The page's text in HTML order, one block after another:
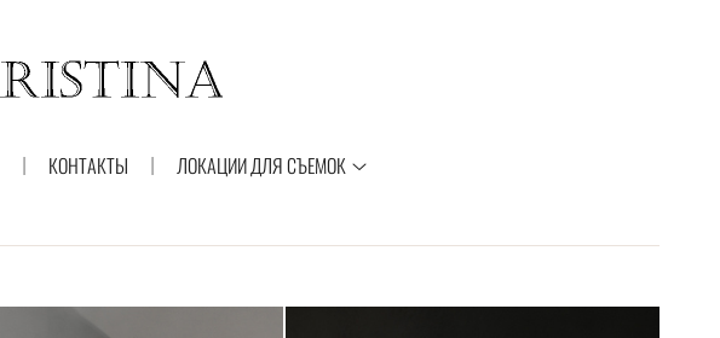
КОНТАКТЫ ЛОКАЦИИ ДЛЯ СЪЕМОК